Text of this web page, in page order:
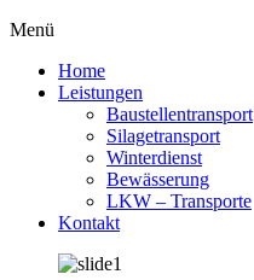
Menü
Home
Leistungen
Baustellentransport
Silagetransport
Winterdienst
Bewässerung
LKW – Transporte
Kontakt